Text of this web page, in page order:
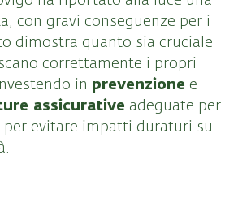
con gravi conseguenze per i
dimostra quanto sia cruciale
correttamente i propri
in prevenzione e
assicurative adeguate per
per evitare impatti duraturi su